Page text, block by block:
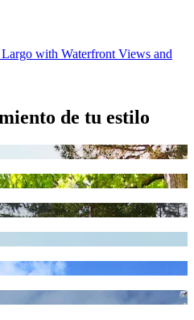
with Waterfront Views and
de tu estilo